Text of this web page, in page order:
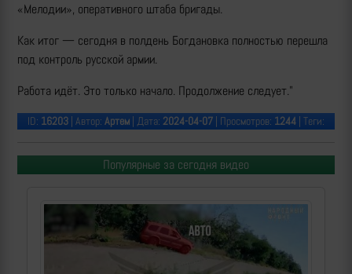
«Мелодии», оперативного штаба бригады.
Как итог — сегодня в полдень Богдановка полностью перешла
под контроль русской армии.
Работа идёт. Это только начало. Продолжение следует."
ID: 16203 | Автор: Артем | Дата: 2024-04-07 | Просмотров: 1244 | Теги:
Популярные за сегодня видео